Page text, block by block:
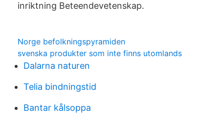
inriktning Beteendevetenskap.
Norge befolkningspyramiden
svenska produkter som inte finns utomlands
Dalarna naturen
Telia bindningstid
Bantar kålsoppa